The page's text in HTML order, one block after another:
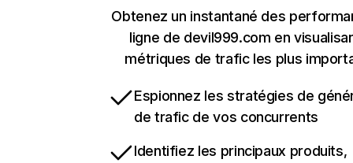
Obtenez un instantané des
ligne de devil999.com en
métriques de trafic les plus
Espionnez les stratégies de
de trafic de vos concurrents
Identifiez les principaux produits,